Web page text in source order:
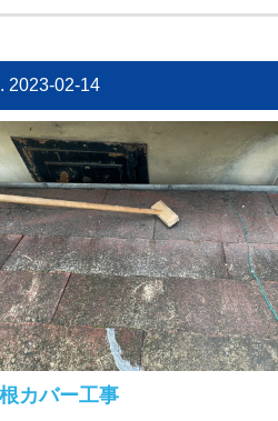
2023-02-14
カバー工事